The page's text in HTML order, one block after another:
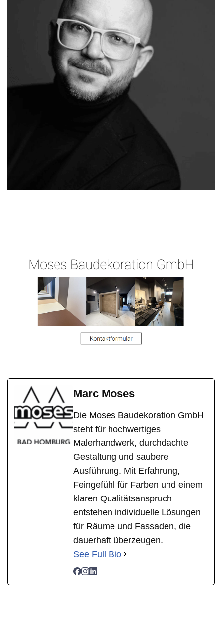
Marc Moses
Die Moses Baudekoration GmbH
steht für hochwertiges
Malerhandwerk, durchdachte
Gestaltung und saubere
Ausführung. Mit Erfahrung,
Feingefühl für Farben und einem
klaren Qualitätsanspruch
entstehen individuelle Lösungen
für Räume und Fassaden, die
dauerhaft überzeugen.
See Full Bio